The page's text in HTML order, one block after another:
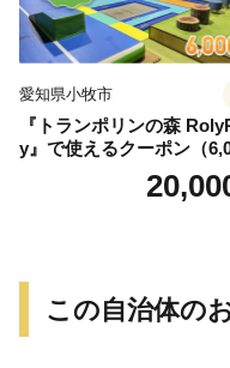
愛知県小牧市
『トランポリンの森
y』で使えるクーポン（
この自治体の